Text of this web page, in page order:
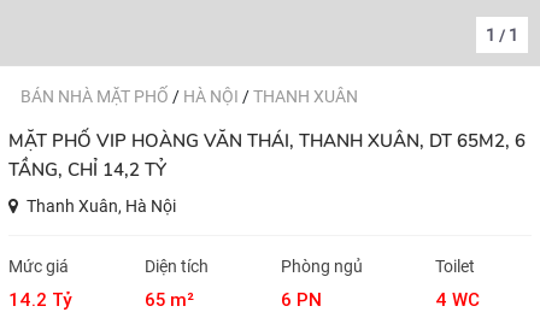
1 / 1
BÁN NHÀ MẶT PHỐ / HÀ NỘI /THANH XUÂN
MẶT PHỐ VIP HOÀNG VĂN THÁI, THANH XUÂN, DT 65M2, 6
TẦNG, CHỈ 14,2 TỶ
Thanh Xuân, Hà Nội
Mức giá
14.2 Tỷ
Diện tích
65 m²
Phòng ngủ
6 PN
Toilet
4 WC